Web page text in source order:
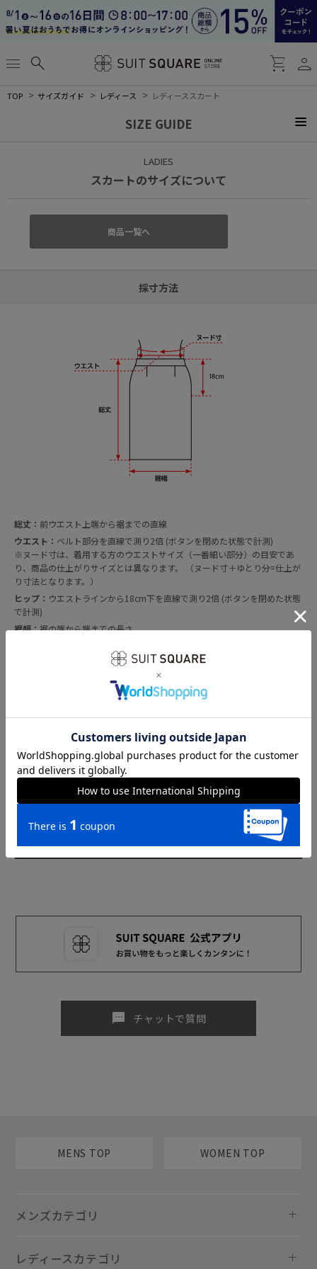
menu search shopping_cart person
TOP サイズガイド レディース レディーススカート
SIZE GUIDE
LADIES
スカートのサイズについて
商品一覧へ
採寸方法
総丈： 前ウエスト上端から裾までの直線
ウエスト： ベルト部分を直線で測り2倍 (ボタンを閉めた状態で計測)
※ヌード寸は、着用する方のウエストサイズ（一番細い部分）の目安であ
り、商品の仕上がりサイズとは異なります。 （ヌード寸＋ゆとり分=仕上が
り寸法となります。）
ヒップ： ウエストラインから18cm下を直線で測り2倍 (ボタンを閉めた状態
で計測)
裾幅：裾の端から端までの長さ
・衣類は全て平台に平置きし、採寸しております。
・寸法は当オンラインショップスタッフによる採寸、もしくはメー
カーによる生産サイズ表をもとに記載しております。
・同一商品でも、生産の過程で1.0cm～2.0cm程度の個体差が生じる
場合がございます。
sms チャットで質問
MENS TOP WOMEN TOP
メンズカテゴリ
レディースカテゴリ